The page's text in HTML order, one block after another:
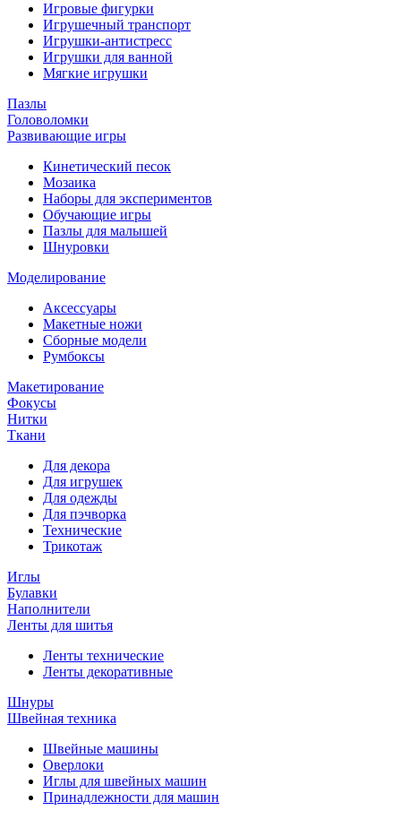
Игровые фигурки
Игрушечный транспорт
Игрушки-антистресс
Игрушки для ванной
Мягкие игрушки
Пазлы
Головоломки
Развивающие игры
Кинетический песок
Мозаика
Наборы для экспериментов
Обучающие игры
Пазлы для малышей
Шнуровки
Моделирование
Аксессуары
Макетные ножи
Сборные модели
Румбоксы
Макетирование
Фокусы
Нитки
Ткани
Для декора
Для игрушек
Для одежды
Для пэчворка
Технические
Трикотаж
Иглы
Булавки
Наполнители
Ленты для шитья
Ленты технические
Ленты декоративные
Шнуры
Швейная техника
Швейные машины
Оверлоки
Иглы для швейных машин
Принадлежности для машин